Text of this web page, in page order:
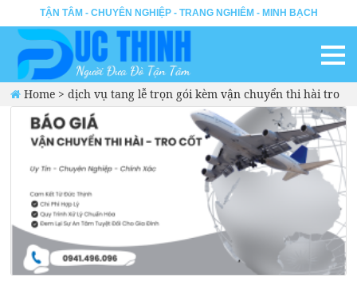
TẬN TÂM - CHUYÊN NGHIỆP - TRANG NGHIÊM - MINH BẠCH
Home >dịch vụ tang lễ trọn gói kèm vận chuyển thi hài tro